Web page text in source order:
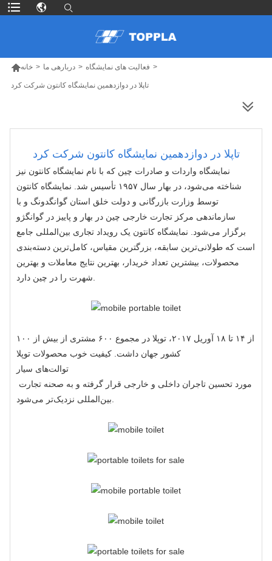
خانه > دربارهی ما > فعالیت های نمایشگاه >
تاپلا در دوازدهمین نمایشگاه کانتون شرکت کرد
تاپلا در دوازدهمین نمایشگاه کانتون شرکت کرد
نمایشگاه واردات و صادرات چین که با نام نمایشگاه کانتون نیز
شناخته می‌شود، در بهار سال ۱۹۵۷ تأسیس شد. نمایشگاه کانتون
توسط وزارت بازرگانی و دولت خلق استان گوانگدونگ و با
سازماندهی مرکز تجارت خارجی چین در بهار و پاییز در گوانگژو
برگزار می‌شود. نمایشگاه کانتون یک رویداد تجاری بین‌المللی جامع
است که طولانی‌ترین سابقه، بزرگترین مقیاس، کامل‌ترین دسته‌بندی
محصولات، بیشترین تعداد خریدار، بهترین نتایج معاملات و بهترین
از ۱۴ تا ۱۸ آوریل ۲۰۱۷، توپلا در مجموع ۶۰۰ مشتری از بیش از ۱۰۰
توالت‌های سیار